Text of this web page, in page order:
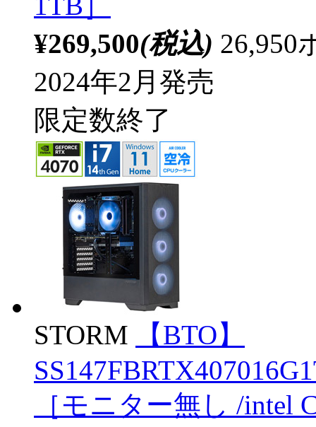
¥269,500(税込) 26,950
2024年2月発売
限定数終了
STORM
【BTO】
［モニター無し /intel